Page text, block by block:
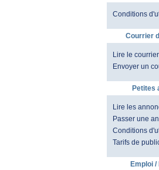
Conditions
Courrier
Lire le courrier
Envoyer un
Petites
Lire les
Passer une
Conditions
Tarifs de
Emploi